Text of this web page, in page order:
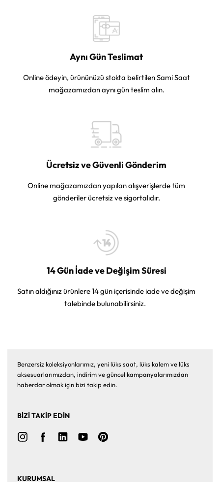
Aynı Gün Teslimat
Online ödeyin, ürününüzü stokta belirtilen Sami Saat
mağazamızdan aynı gün teslim alın.
Ücretsiz ve Güvenli Gönderim
Online mağazamızdan yapılan alışverişlerde tüm
gönderiler ücretsiz ve sigortalıdır.
14 Gün İade ve Değişim Süresi
Satın aldığınız ürünlere 14 gün içerisinde iade ve değişim
talebinde bulunabilirsiniz.
Benzersiz koleksiyonlarımız, yeni lüks saat, lüks kalem ve lüks
aksesuarlarımızdan, indirim ve güncel kampanyalarımızdan
haberdar olmak için bizi takip edin.
BİZİ TAKİP EDİN
KURUMSAL